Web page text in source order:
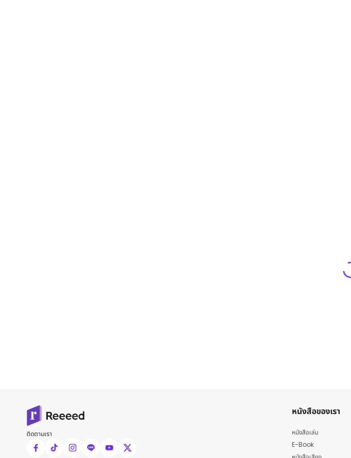
ติดตามเรา
หนังสือของเรา
หนังสือเล่ม
E-Book